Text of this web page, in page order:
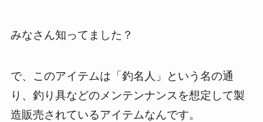
みなさん知ってました？
で、このアイテムは「釣名人」という名の通
り、釣り具などのメンテンナンスを想定して製
造販売されているアイテムなんです。